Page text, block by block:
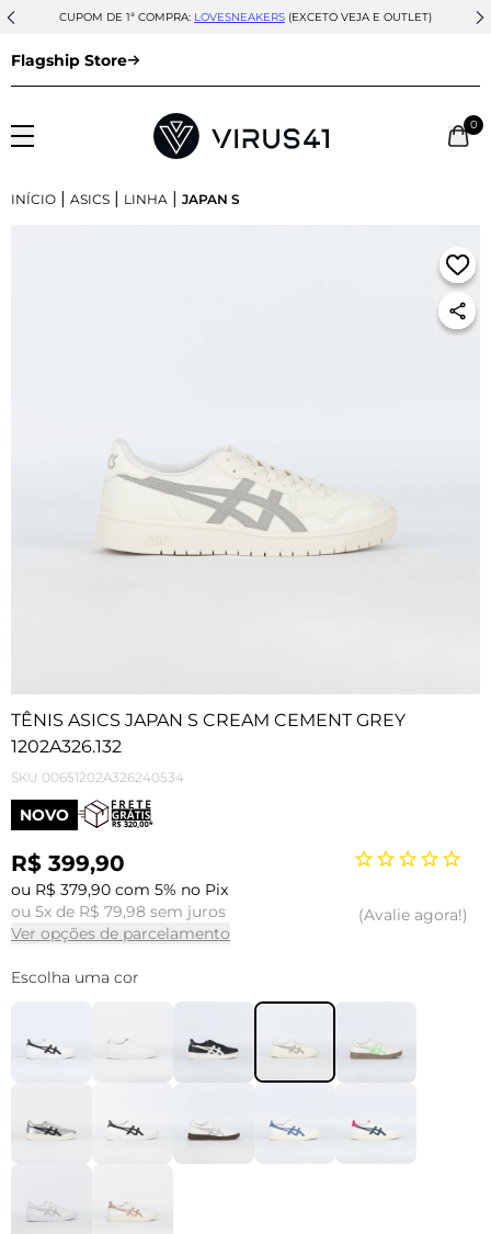
CUPOM DE 1ª COMPRA: LOVESNEAKERS (EXCETO VEJA E OUTLET)
Flagship Store
0
INÍCIO | ASICS | LINHA | JAPAN S
NOVO
TÊNIS ASICS JAPAN S CREAM CEMENT GREY
1202A326.132
SKU 00651202A326240534
R$ 399,90
ou R$ 379,90 com 5% no Pix
ou 5x de R$ 79,98 sem juros
Ver opções de parcelamento
Avalie agora!
Escolha uma cor